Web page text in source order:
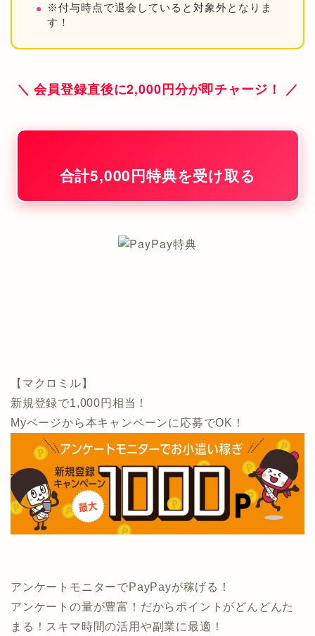
※付与時点で退会していると対象外となりま
す！
＼ 会員登録直後に2,000円分が即チャージ！ ／
合計5,000円特典を受け取る
【マクロミル】
新規登録で1,000円相当！
Myページから本キャンペーンに応募でOK！
アンケートモニターでPayPayが稼げる！
アンケートの量が豊富！だからポイントがどんどんた
まる！スキマ時間の活用や副業に最適！